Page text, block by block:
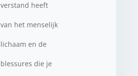
verstand heeft
van het menselijk
lichaam en de
blessures die je